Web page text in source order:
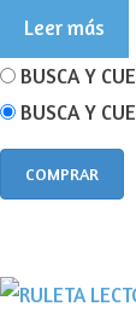
Leer más
BUSCA Y
BUSCA Y
COMPRAR